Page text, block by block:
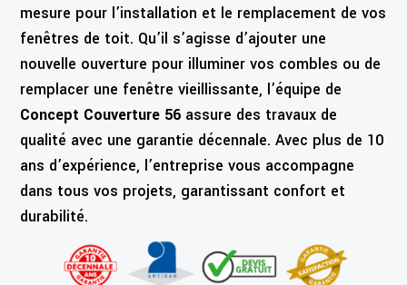
mesure pour l’installation et le remplacement de vos
fenêtres de toit. Qu’il s’agisse d’ajouter une
nouvelle ouverture pour illuminer vos combles ou de
remplacer une fenêtre vieillissante, l’équipe de
Concept Couverture 56 assure des travaux de
qualité avec une garantie décennale. Avec plus de 10
ans d’expérience, l’entreprise vous accompagne
dans tous vos projets, garantissant confort et
durabilité.